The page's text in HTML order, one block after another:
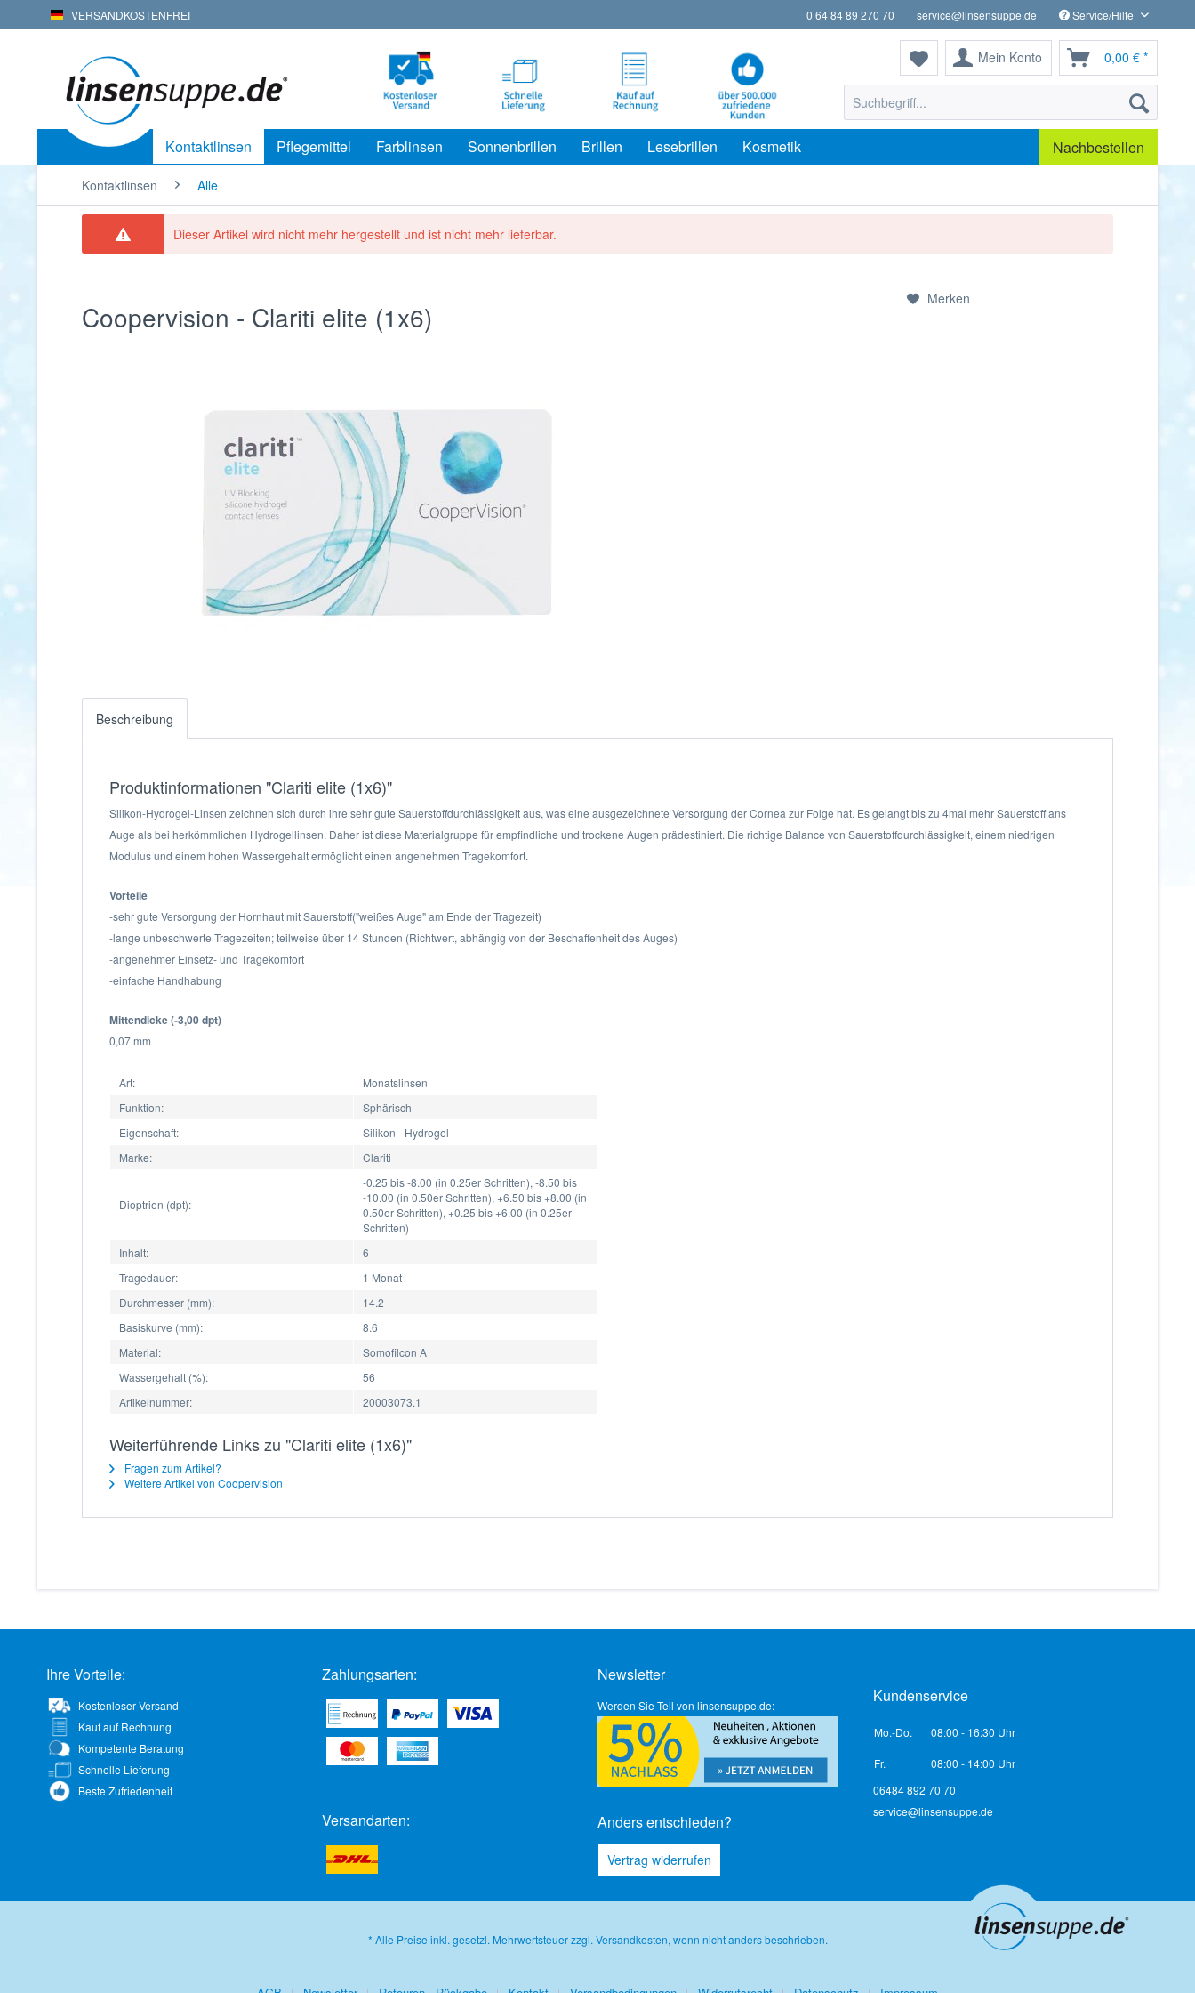
VERSANDKOSTENFREI 0 64 84 89 270 70 service@linsensuppe.de Service/Hilfe
Mein Konto 0,00 € *
Kontaktlinsen Pflegemittel Farblinsen Sonnenbrillen Brillen Lesebrillen Kosmetik Nachbestellen
Kontaktlinsen Alle
Dieser Artikel wird nicht mehr hergestellt und ist nicht mehr lieferbar.
Coopervision - Clariti elite (1x6)
Merken
Beschreibung
Produktinformationen "Clariti elite (1x6)"
Silikon-Hydrogel-Linsen zeichnen sich durch ihre sehr gute Sauerstoffdurchlässigkeit aus, was eine ausgezeichnete Versorgung der Cornea zur Folge hat. Es gelangt bis zu 4mal mehr Sauerstoff ans
Auge als bei herkömmlichen Hydrogellinsen. Daher ist diese Materialgruppe für empfindliche und trockene Augen prädestiniert. Die richtige Balance von Sauerstoffdurchlässigkeit, einem niedrigen
Modulus und einem hohen Wassergehalt ermöglicht einen angenehmen Tragekomfort.
Vorteile
-sehr gute Versorgung der Hornhaut mit Sauerstoff("weißes Auge" am Ende der Tragezeit)
-lange unbeschwerte Tragezeiten; teilweise über 14 Stunden (Richtwert, abhängig von der Beschaffenheit des Auges)
-angenehmer Einsetz- und Tragekomfort
-einfache Handhabung
Mittendicke (-3,00 dpt)
0,07 mm
Art:
Monatslinsen
Funktion:
Sphärisch
Eigenschaft:
Silikon - Hydrogel
Marke:
Clariti
Dioptrien (dpt):
-0.25 bis -8.00 (in 0.25er Schritten), -8.50 bis
-10.00 (in 0.50er Schritten), +6.50 bis +8.00 (in
0.50er Schritten), +0.25 bis +6.00 (in 0.25er
Schritten)
Inhalt:
6
Tragedauer:
1 Monat
Durchmesser (mm):
14.2
Basiskurve (mm):
8.6
Material:
Somofilcon A
Wassergehalt (%):
56
Artikelnummer:
20003073.1
Weiterführende Links zu "Clariti elite (1x6)"
Fragen zum Artikel?
Weitere Artikel von Coopervision
Ihre Vorteile:
Kostenloser Versand
Kauf auf Rechnung
Kompetente Beratung
Schnelle Lieferung
Beste Zufriedenheit
Zahlungsarten:
Versandarten:
Newsletter
Werden Sie Teil von linsensuppe.de:
Anders entschieden?
Vertrag widerrufen
Kundenservice
Mo.-Do. 08:00 - 16:30 Uhr
Fr.
08:00 - 14:00 Uhr
06484 892 70 70
service@linsensuppe.de
* Alle Preise inkl. gesetzl. Mehrwertsteuer zzgl. Versandkosten, wenn nicht anders beschrieben.